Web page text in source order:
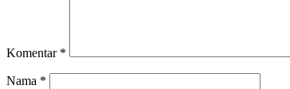
Komentar *
Nama *